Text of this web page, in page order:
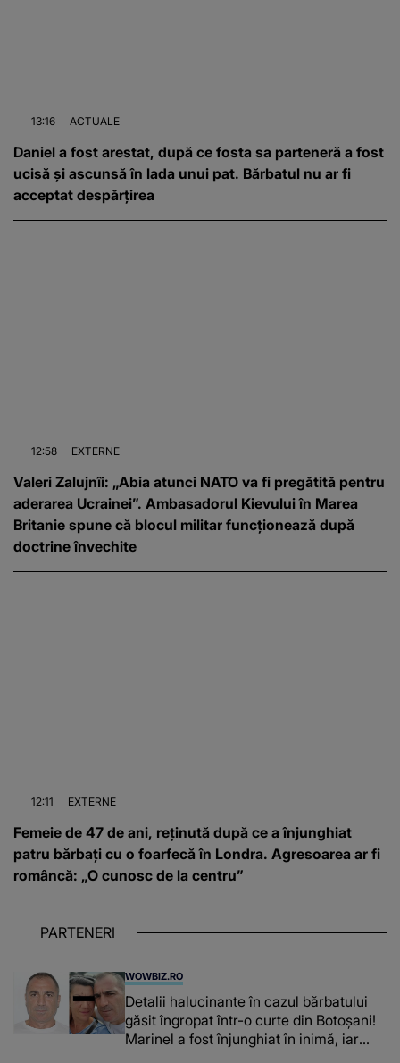
13:16 ACTUALE
Daniel a fost arestat, după ce fosta sa parteneră a fost
ucisă și ascunsă în lada unui pat. Bărbatul nu ar fi
acceptat despărțirea
12:58 EXTERNE
Valeri Zalujnîi: „Abia atunci NATO va fi pregătită pentru
aderarea Ucrainei”. Ambasadorul Kievului în Marea
Britanie spune că blocul militar funcționează după
doctrine învechite
12:11 EXTERNE
Femeie de 47 de ani, reținută după ce a înjunghiat
patru bărbați cu o foarfecă în Londra. Agresoarea ar fi
româncă: „O cunosc de la centru”
PARTENERI
WOWBIZ.RO
Detalii halucinante în cazul bărbatului
găsit îngropat într-o curte din Botoșani!
Marinel a fost înjunghiat în inimă, iar